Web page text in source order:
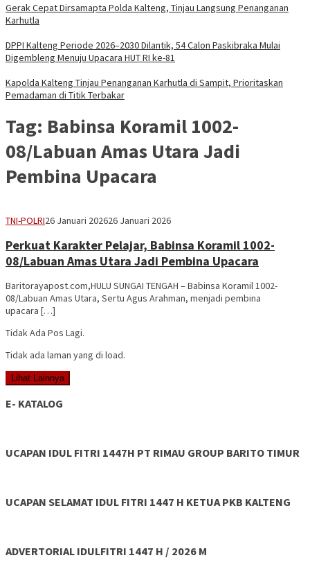
Gerak Cepat Dirsamapta Polda Kalteng, Tinjau Langsung Penanganan
Karhutla
DPPI Kalteng Periode 2026–2030 Dilantik, 54 Calon Paskibraka Mulai
Digembleng Menuju Upacara HUT RI ke-81
Kapolda Kalteng Tinjau Penanganan Karhutla di Sampit, Prioritaskan
Pemadaman di Titik Terbakar
Tag: Babinsa Koramil 1002-
08/Labuan Amas Utara Jadi
Pembina Upacara
TNI-POLRIVananta
26 Januari 202626 Januari 2026
Perkuat Karakter Pelajar, Babinsa Koramil 1002-
08/Labuan Amas Utara Jadi Pembina Upacara
Baritorayapost.com,HULU SUNGAI TENGAH – Babinsa Koramil 1002-
08/Labuan Amas Utara, Sertu Agus Arahman, menjadi pembina
upacara […]
Tidak Ada Pos Lagi.
Tidak ada laman yang di load.
Lihat Lainnya
E- KATALOG
UCAPAN IDUL FITRI 1447H PT RIMAU GROUP BARITO TIMUR
UCAPAN SELAMAT IDUL FITRI 1447 H KETUA PKB KALTENG
ADVERTORIAL IDULFITRI 1447 H / 2026 M